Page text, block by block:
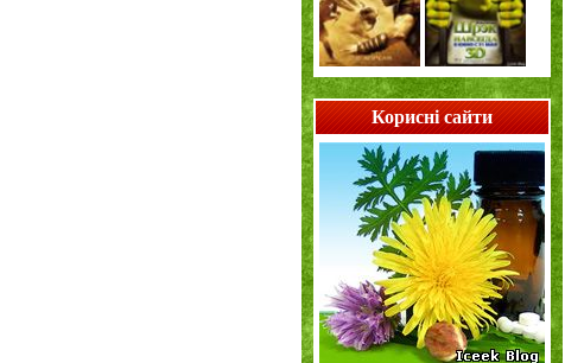
Корисні сайти